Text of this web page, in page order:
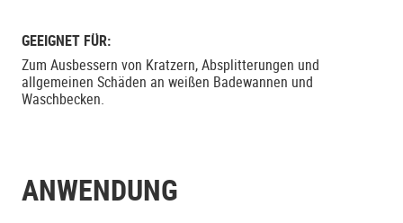
GEEIGNET FÜR:
Zum Ausbessern von Kratzern, Absplitterungen und
allgemeinen Schäden an weißen Badewannen und
Waschbecken.
ANWENDUNG